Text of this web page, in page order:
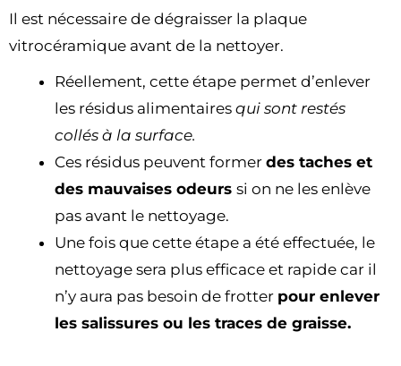
Il est nécessaire de dégraisser la plaque
vitrocéramique avant de la nettoyer.
Réellement, cette étape permet d’enlever
les résidus alimentaires qui sont restés
collés à la surface.
Ces résidus peuvent former des taches et
des mauvaises odeurs si on ne les enlève
pas avant le nettoyage.
Une fois que cette étape a été effectuée, le
nettoyage sera plus efficace et rapide car il
n’y aura pas besoin de frotter pour enlever
les salissures ou les traces de graisse.